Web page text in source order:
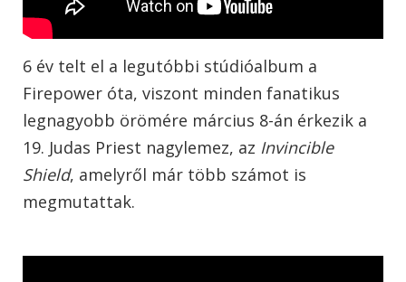
6 év telt el a legutóbbi stúdióalbum a
Firepower óta, viszont minden fanatikus
legnagyobb örömére március 8-án érkezik a
19. Judas Priest nagylemez, az Invincible
Shield, amelyről már több számot is
megmutattak.